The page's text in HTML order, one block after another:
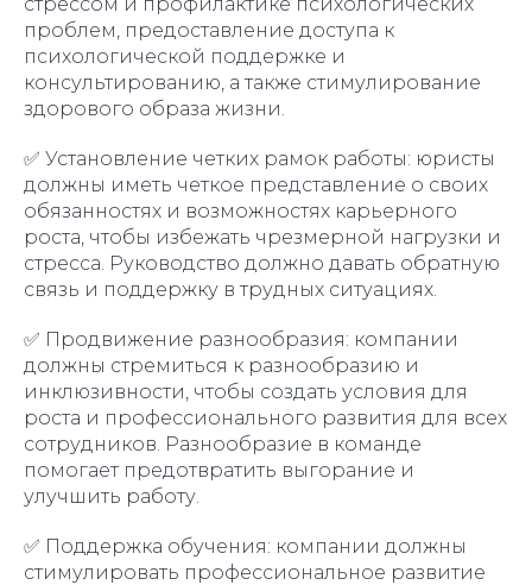
проблем, предоставление доступа к
психологической поддержке и
консультированию, а также стимулирование
здорового образа жизни.
✅ Установление четких рамок работы: юристы
должны иметь четкое представление о своих
обязанностях и возможностях карьерного
роста, чтобы избежать чрезмерной нагрузки и
стресса. Руководство должно давать обратную
связь и поддержку в трудных ситуациях.
✅ Продвижение разнообразия: компании
должны стремиться к разнообразию и
инклюзивности, чтобы создать условия для
роста и профессионального развития для всех
сотрудников. Разнообразие в команде
помогает предотвратить выгорание и
улучшить работу.
✅ Поддержка обучения: компании должны
стимулировать профессиональное развитие